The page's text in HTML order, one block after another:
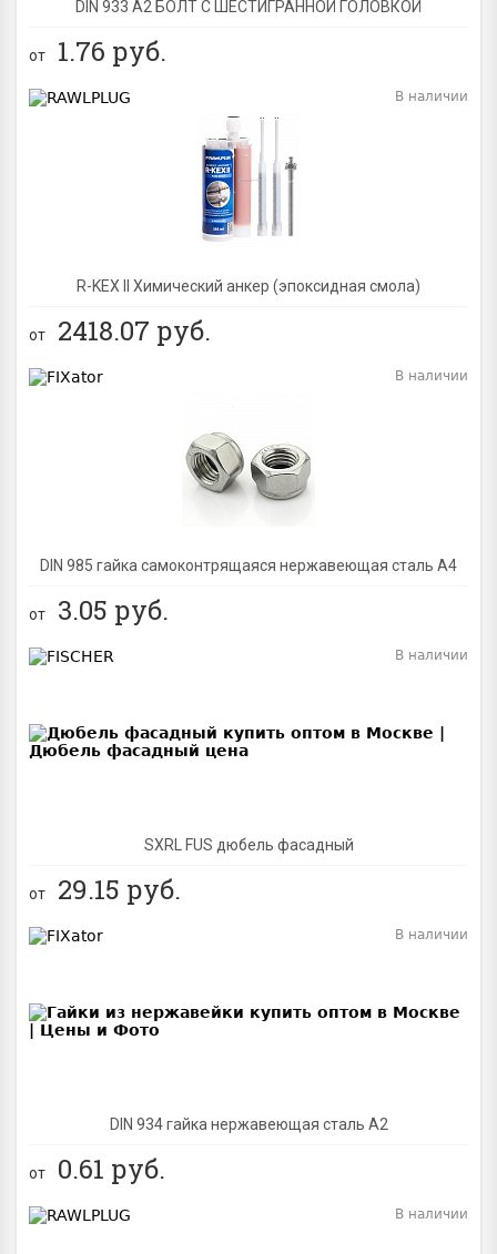
DIN 933 А2 БОЛТ С ШЕСТИГРАННОЙ ГОЛОВКОЙ
от 1.76 руб.
R-KEX II Химический анкер (эпоксидная смола)
В наличии
от 2418.07 руб.
DIN 985 гайка самоконтрящаяся нержавеющая сталь A4
В наличии
от 3.05 руб.
SXRL FUS дюбель фасадный
В наличии
от 29.15 руб.
DIN 934 гайка нержавеющая сталь A2
В наличии
от 0.61 руб.
В наличии